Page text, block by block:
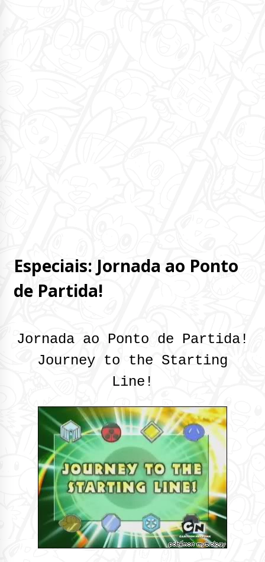
Especiais: Jornada ao Ponto
de Partida!
Jornada ao Ponto de Partida!
Journey to the Starting
Line!